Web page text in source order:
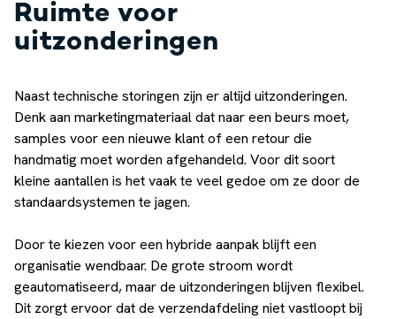
Ruimte voor
uitzonderingen
Naast technische storingen zijn er altijd uitzonderingen.
Denk aan marketingmateriaal dat naar een beurs moet,
samples voor een nieuwe klant of een retour die
handmatig moet worden afgehandeld. Voor dit soort
kleine aantallen is het vaak te veel gedoe om ze door de
standaardsystemen te jagen.
Door te kiezen voor een hybride aanpak blijft een
organisatie wendbaar. De grote stroom wordt
geautomatiseerd, maar de uitzonderingen blijven flexibel.
Dit zorgt ervoor dat de verzendafdeling niet vastloopt bij